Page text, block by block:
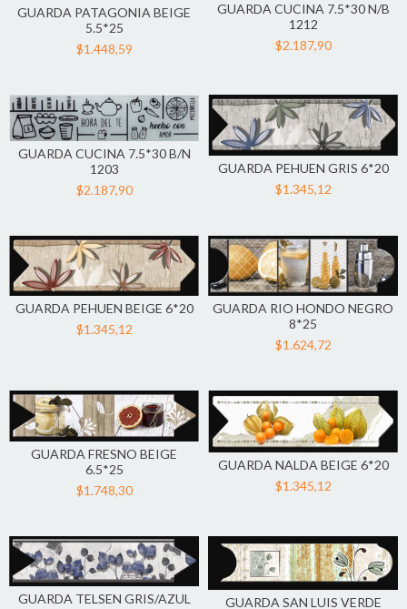
GUARDA PATAGONIA BEIGE
5.5*25
$1.448,59
GUARDA CUCINA 7.5*30 N/B
1212
$2.187,90
GUARDA CUCINA 7.5*30 B/N
1203
$2.187,90
GUARDA PEHUEN GRIS 6*20
$1.345,12
GUARDA PEHUEN BEIGE 6*20
$1.345,12
GUARDA RIO HONDO NEGRO
8*25
$1.624,72
GUARDA FRESNO BEIGE
6.5*25
$1.748,30
GUARDA NALDA BEIGE 6*20
$1.345,12
GUARDA TELSEN GRIS/AZUL
GUARDA SAN LUIS VERDE